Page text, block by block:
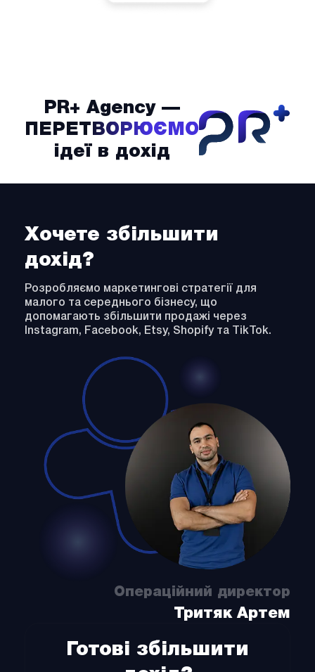
PR+ Agency —
ПЕРЕТВОРЮЄМО
ідеї в дохід
Хочете збільшити
дохід?
Розробляємо маркетингові стратегії для
малого та середнього бізнесу, що
допомагають збільшити продажі через
Instagram, Facebook, Etsy, Shopify та TikTok.
Операційний директор
Тритяк Артем
Готові збільшити